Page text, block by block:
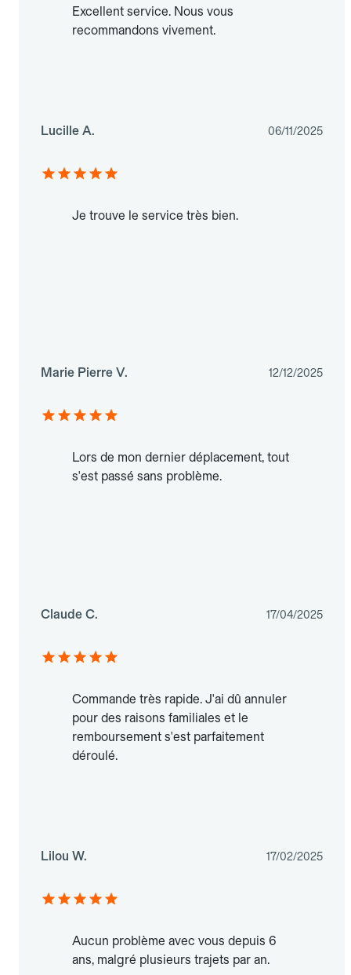
Excellent service. Nous vous
recommandons vivement.
Lucille A. 06/11/2025
Je trouve le service très bien.
Marie Pierre V. 12/12/2025
Lors de mon dernier déplacement, tout
s'est passé sans problème.
Claude C. 17/04/2025
Commande très rapide. J'ai dû annuler
pour des raisons familiales et le
remboursement s'est parfaitement
déroulé.
Lilou W. 17/02/2025
Aucun problème avec vous depuis 6
ans, malgré plusieurs trajets par an.